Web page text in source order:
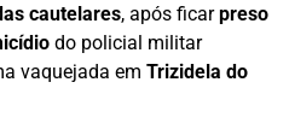
cautelares, após ficarpreso
do policial militar
vaquejada em Trizidela do